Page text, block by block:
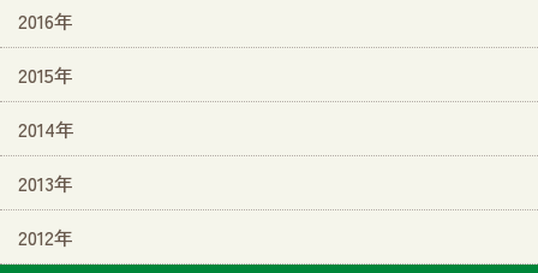
2016年
2015年
2014年
2013年
2012年